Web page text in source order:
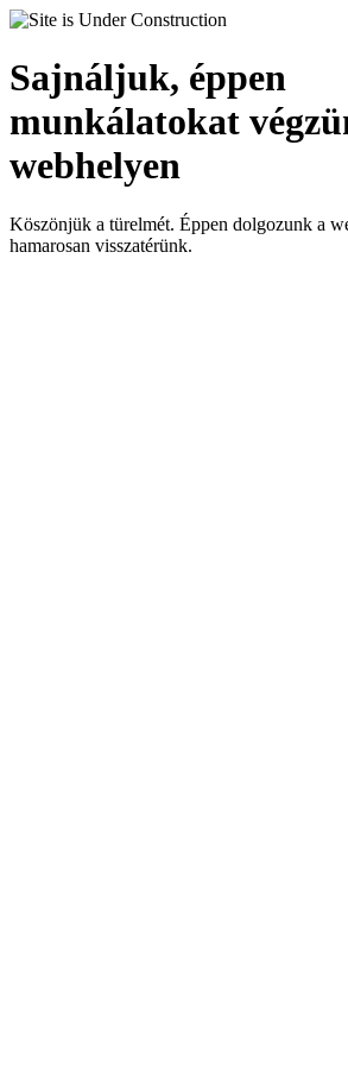
Sajnáljuk, éppen
munkálatokat
webhelyen
Köszönjük a türelmét. Éppen dolgozunk a
hamarosan visszatérünk.